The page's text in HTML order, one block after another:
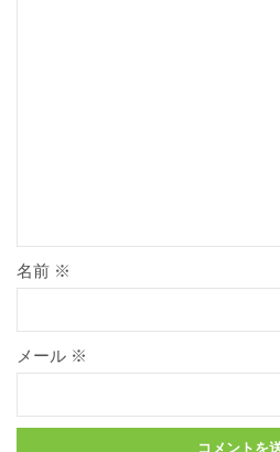
名前 ※
メール ※